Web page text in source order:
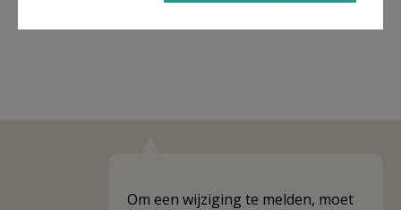
Om een wijziging te melden, moet